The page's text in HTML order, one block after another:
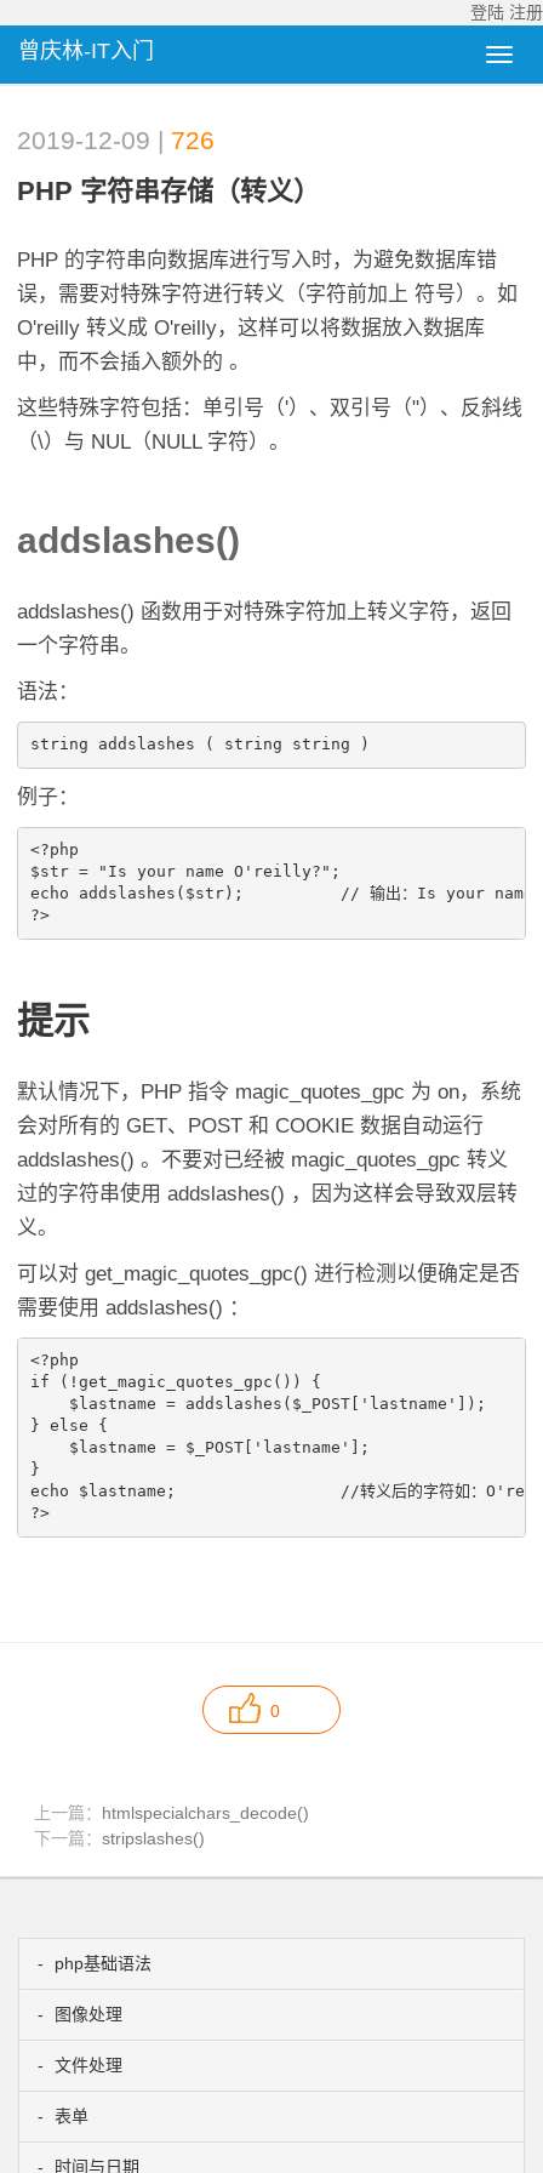
登陆 注册
曾庆林-IT入门
2019-12-09 | 726
PHP 字符串存储（转义）
PHP 的字符串向数据库进行写入时，为避免数据库错
误，需要对特殊字符进行转义（字符前加上 符号）。如
O'reilly 转义成 O'reilly，这样可以将数据放入数据库
中，而不会插入额外的 。
这些特殊字符包括：单引号（'）、双引号（"）、反斜线
（\）与 NUL（NULL 字符）。
addslashes()
addslashes() 函数用于对特殊字符加上转义字符，返回
一个字符串。
语法：
例子：
<?php
$str = "Is your name O'reilly?";
echo addslashes($str);		// 输出：Is your name O\'reilly?
?>
提示
默认情况下，PHP 指令 magic_quotes_gpc 为 on，系统
会对所有的 GET、POST 和 COOKIE 数据自动运行
addslashes() 。不要对已经被 magic_quotes_gpc 转义
过的字符串使用 addslashes() ，因为这样会导致双层转
义。
可以对 get_magic_quotes_gpc() 进行检测以便确定是否
需要使用 addslashes() ：
<?php
if (!get_magic_quotes_gpc()) {
    $lastname = addslashes($_POST['lastname']);
} else {
    $lastname = $_POST['lastname'];
}
echo $lastname;			//转义后的字符如：O'reilly
?>
0
上一篇： htmlspecialchars_decode()
下一篇： stripslashes()
php基础语法
图像处理
文件处理
表单
时间与日期